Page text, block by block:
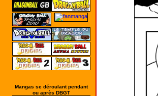
Mangas se déroulant pendant
ou après DBGT